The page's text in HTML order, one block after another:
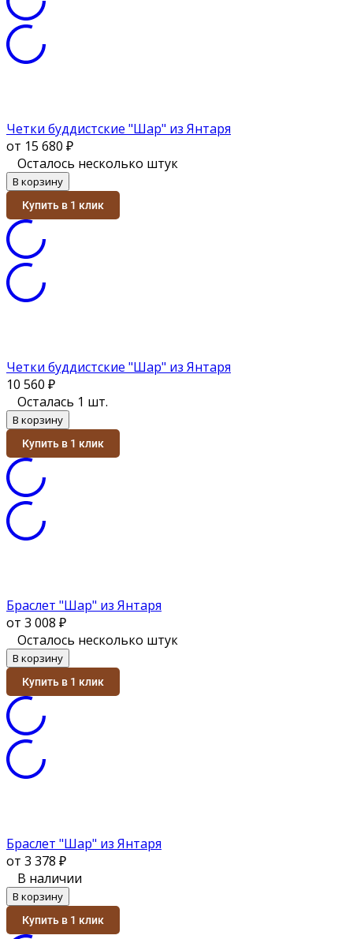
Четки буддистские "Шар" из Янтаря
от 15 680 ₽
Осталось несколько штук
В корзину
Купить в 1 клик
Четки буддистские "Шар" из Янтаря
10 560 ₽
Осталась 1 шт.
В корзину
Купить в 1 клик
Браслет "Шар" из Янтаря
от 3 008 ₽
Осталось несколько штук
В корзину
Купить в 1 клик
Браслет "Шар" из Янтаря
от 3 378 ₽
В наличии
В корзину
Купить в 1 клик